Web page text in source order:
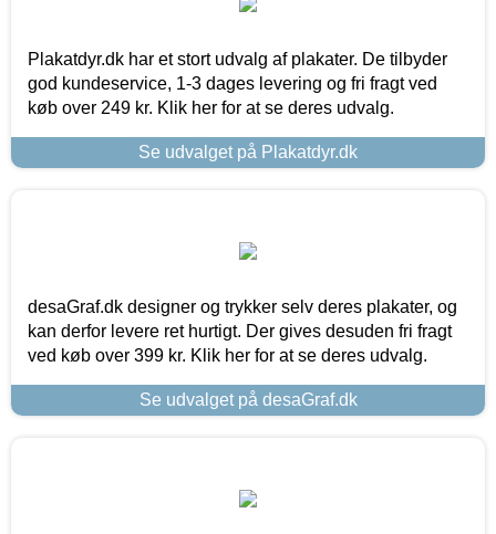
Plakatdyr.dk har et stort udvalg af plakater. De tilbyder
god kundeservice, 1-3 dages levering og fri fragt ved
køb over 249 kr. Klik her for at se deres udvalg.
Se udvalget på Plakatdyr.dk
desaGraf.dk designer og trykker selv deres plakater, og
kan derfor levere ret hurtigt. Der gives desuden fri fragt
ved køb over 399 kr. Klik her for at se deres udvalg.
Se udvalget på desaGraf.dk